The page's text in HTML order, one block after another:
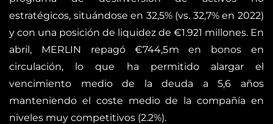
estratégicos, situándose en 32,5% (vs. 32,7% en 2022)
y con una posición de liquidez de €1.921 millones. En
abril, MERLIN repagó €744,5m en bonos en
circulación, lo que ha permitido alargar el
vencimiento medio de la deuda a 5,6 años
manteniendo el coste medio de la compañía en
niveles muy competitivos (2.2%).